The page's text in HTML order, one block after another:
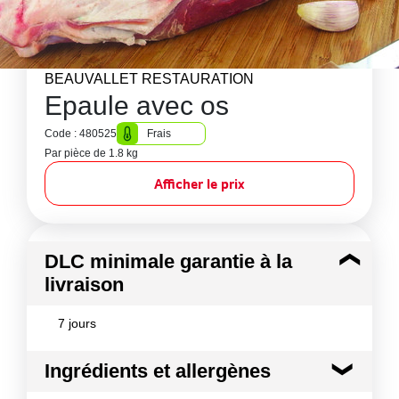
BEAUVALLET RESTAURATION
Epaule avec os
Code : 480525
Frais
Par pièce de 1.8 kg
Afficher le prix
DLC minimale garantie à la
livraison
7 jours
Ingrédients et allergènes